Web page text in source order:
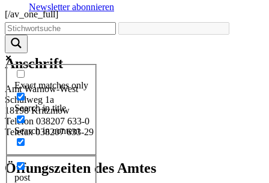
Newsletter abonnieren
Exact matches only
Search in title
Search in content
post
[/av_one_full]
Anschrift
Amt Warnow-West
Schulweg 1a
18198 Kritzmow
Telefon 038207 633-0
Telefax 038207 633-29
E-Mail:
Öffungszeiten des Amtes